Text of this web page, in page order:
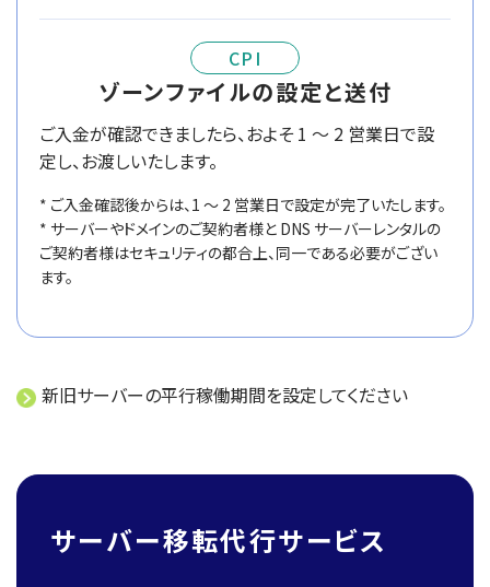
CPI
ゾーンファイルの設定と送付
ご入金が確認できましたら、およそ 1 ～ 2 営業日で設
定し、お渡しいたします。
* ご入金確認後からは、1 ～ 2 営業日で設定が完了いたします。
* サーバーやドメインのご契約者様と DNS サーバーレンタルの
ご契約者様はセキュリティの都合上、同一である必要がござい
ます。
新旧サーバーの平行稼働期間を設定してください
サーバー移転代行サービス